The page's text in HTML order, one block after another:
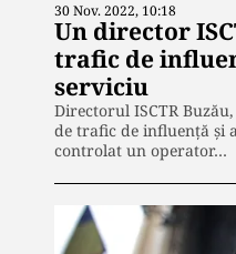
30 Nov. 2022, 10:18
Un director
trafic de
serviciu
Directorul ISCTR
de trafic de influență și
controlat un operator…